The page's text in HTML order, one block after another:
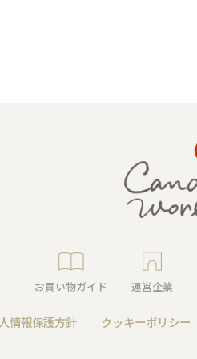
お買い物ガイド 運営企業
情報保護方針 クッキーポリシー